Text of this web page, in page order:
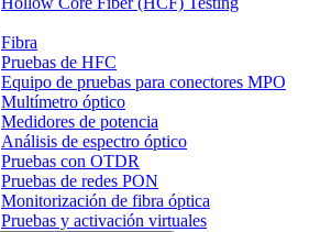
Fibra
Pruebas de HFC
Equipo de pruebas para conectores MPO
Multímetro óptico
Medidores de potencia
Análisis de espectro óptico
Pruebas con OTDR
Pruebas de redes PON
Monitorización de fibra óptica
Pruebas y activación virtuales